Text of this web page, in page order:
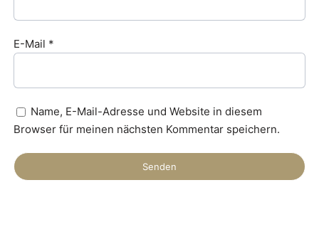
E-Mail *
Name, E-Mail-Adresse und Website in diesem
Browser für meinen nächsten Kommentar speichern.